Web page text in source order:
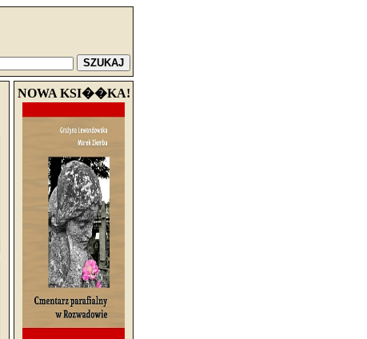
NOWA KSI��KA!